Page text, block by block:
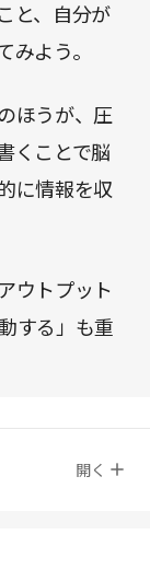
と、自分が
よう。
ほうが、圧
くことで脳
に情報を収
ウトプット
する」も重
開く